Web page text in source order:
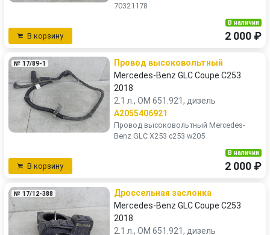
70321178
В корзину
В наличии
2 000 ₽
№ 17/89-1
Провод высоковольтный
Mercedes-Benz GLC Coupe C253
2018
2.1 л., OM 651.921, дизель
A2055406921
Провод высоковольтный Mercedes-
Benz GLC X253 c253 w205
В корзину
В наличии
2 000 ₽
№ 17/12-388
Дроссельная заслонка
Mercedes-Benz GLC Coupe C253
2018
2.1 л., OM 651.921, дизель